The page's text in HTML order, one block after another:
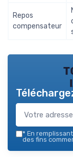
Repos
compensateur
* En
des fins